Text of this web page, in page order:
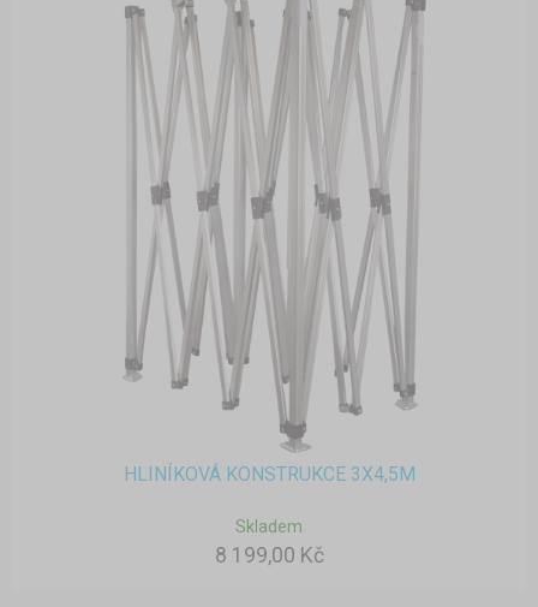
HLINÍKOVÁ KONSTRUKCE 3X4,5M
Skladem
8 199,00 Kč